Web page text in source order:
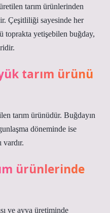
tarım ürünlerinden
Çeşitliliği sayesinde her
toprakta yetişebilen buğday,
tarım ürünü
tarım ürünüdür. Buğdayın
döneminde ise
vardır.
ürünlerinde
ve ayva üretiminde